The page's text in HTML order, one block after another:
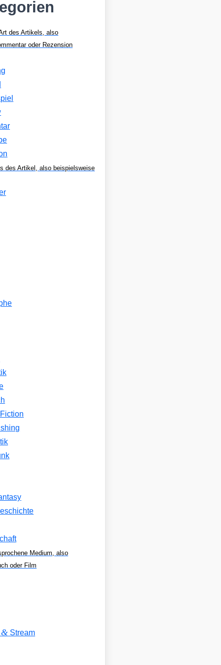
des Artikels, also
oder Rezension
des Artikel, also beispielsweise
Medium, also
oder Film
& Stream